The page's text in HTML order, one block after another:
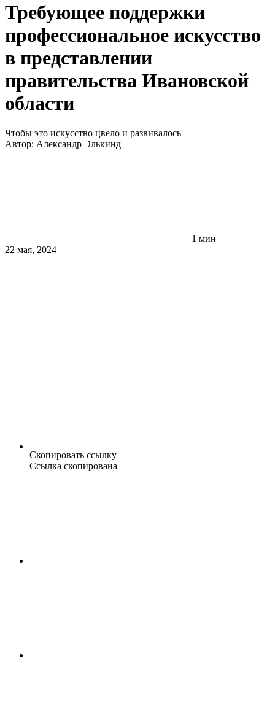
Требующее поддержки
профессиональное искусство
в представлении
правительства Ивановской
области
Чтобы это искусство цвело и развивалось
Автор: Александр Элькинд
1 мин
22 мая, 2024
Скопировать ссылку
Ссылка скопирована